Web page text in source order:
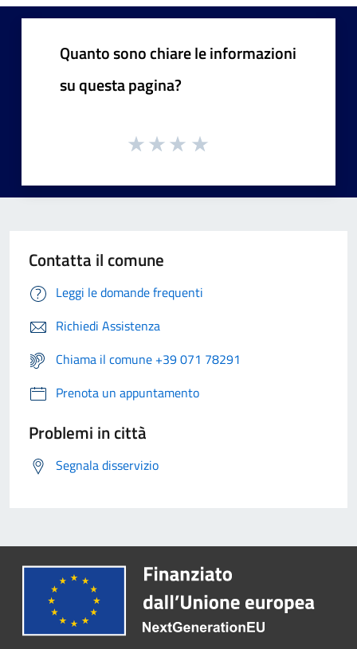
Quanto sono chiare le informazioni
su questa pagina?
Contatta il comune
Leggi le domande frequenti
Richiedi Assistenza
Chiama il comune +39 071 78291
Prenota un appuntamento
Problemi in città
Segnala disservizio